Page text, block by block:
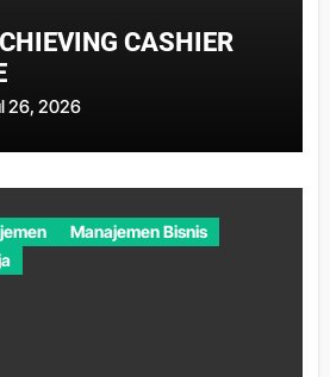
CASHIER
26, 2026
Manajemen Bisnis